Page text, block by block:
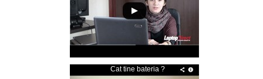
Cat tine bateria ?